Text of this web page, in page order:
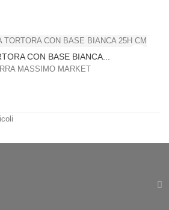
CON BASE BIANCA...
MASSIMO MARKET